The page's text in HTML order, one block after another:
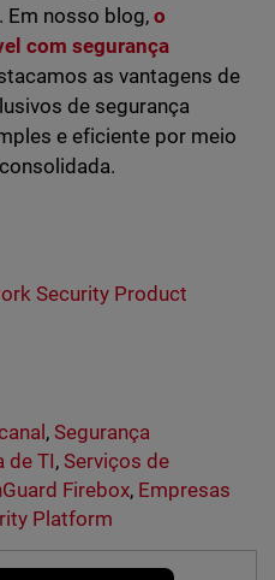
Em nosso blog,o
com segurança
as vantagens de
de segurança
e eficiente por meio
Security Product
,Segurança
de TI,Serviços de
Firebox, Empresas
Platform